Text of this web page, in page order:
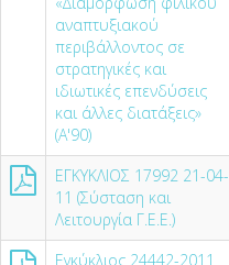
αναπτυξιακού
περιβάλλοντος σε
στρατηγικές και
ιδιωτικές επενδύσεις
και άλλες διατάξεις»
(Α'90)
ΕΓΚΥΚΛΙΟΣ 17992 21-04-
11 (Σύσταση και
Λειτουργία Γ.Ε.Ε.)
Εγκύκλιος 24442-2011